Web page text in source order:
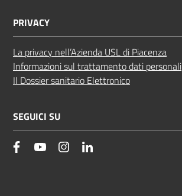
PRIVACY
La privacy nell’Azienda USL di Piacenza
Informazioni sul trattamento dati personali
Il Dossier sanitario Elettronico
SEGUICI SU
facebookYouTube Instagram